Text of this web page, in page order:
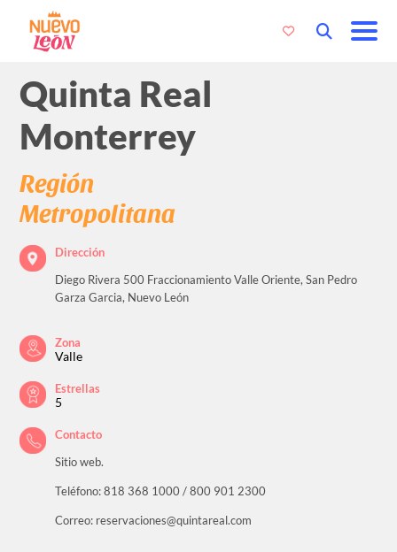
Quinta Real
Monterrey
Región
Metropolitana
Dirección
Diego Rivera 500 Fraccionamiento Valle Oriente, San Pedro
Garza Garcia, Nuevo León
Zona
Valle
Estrellas
5
Contacto
Sitio web.
Teléfono: 818 368 1000 / 800 901 2300
Correo: reservaciones@quintareal.com